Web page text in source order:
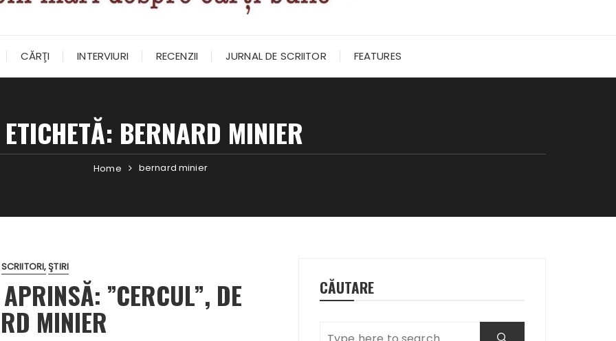
CĂRŢI INTERVIURI RECENZII JURNAL DE SCRIITOR FEATURES
ETICHETĂ: BERNARD MINIER
Home bernard minier
SCRIITORI ŞTIRI
”CERCUL”, DE
MINIER
CĂUTARE